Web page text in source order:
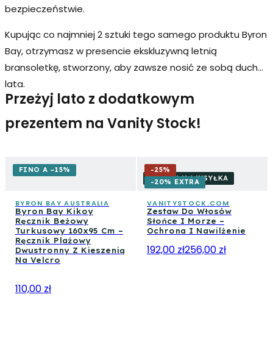
bezpieczeństwie.
Kupującco najmniej 2 sztuki tego samego produktu Byron
Bay, otrzymasz w presencie ekskluzywną letnią
bransoletkę, stworzony, aby zawsze nosić ze sobą ducha
lata.
Przeżyj lato z dodatkowym
prezentem na Vanity Stock!
FINO A −15%
BYRON BAY AUSTRALIA
Byron Bay Kikoy
Ręcznik Beżowy
Turkusowy 160x95 Cm –
Ręcznik Plażowy
Dwustronny Z Kieszenią
Na Velcro
110,00 zł
-25%
-20% EXTRA
DARMOWA WYSYŁKA
VANITYSTOCK.COM
Zestaw Do Włosów
Słońce I Morze –
Ochrona I Nawilżenie
192,00 zł256,00 zł